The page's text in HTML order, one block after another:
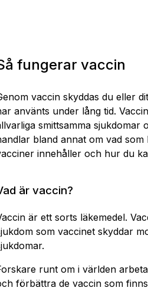
fungerar vaccin
vaccin skyddas du eller
använts under lång tid.
smittsamma
bland annat om vad
innehåller och hur du
är vaccin?
är ett sorts läkemedel.
som vaccinet skyddar
runt om i världen
förbättra de vaccin som